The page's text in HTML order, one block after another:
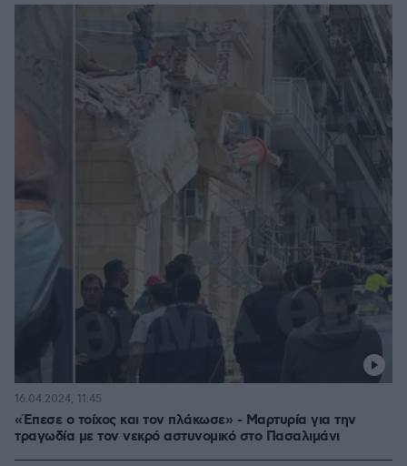
«Έπεσε ο τοίχος και τον πλάκωσε» - Μαρτυρία για την
τραγωδία με τον νεκρό αστυνομικό στο Πασαλιμάνι
16.04.2024, 11:45